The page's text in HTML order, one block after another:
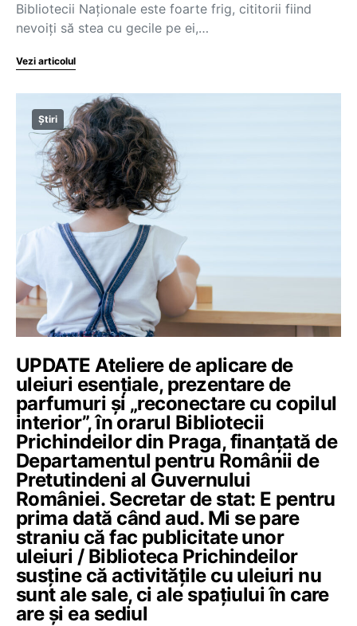
Bibliotecii Naționale este foarte frig, cititorii fiind
nevoiți să stea cu gecile pe ei,…
Vezi articolul
Știri
UPDATE Ateliere de aplicare de
uleiuri esențiale, prezentare de
parfumuri și „reconectare cu copilul
interior”, în orarul Bibliotecii
Prichindeilor din Praga, finanțată de
Departamentul pentru Românii de
Pretutindeni al Guvernului
României. Secretar de stat: E pentru
prima dată când aud. Mi se pare
straniu că fac publicitate unor
uleiuri / Biblioteca Prichindeilor
susține că activitățile cu uleiuri nu
sunt ale sale, ci ale spațiului în care
are și ea sediul